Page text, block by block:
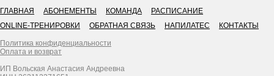
ГЛАВНАЯ АБОНЕМЕНТЫ КОМАНДА
РАСПИСАНИЕ
ONLINE-ТРЕНИРОВКИ
ОБРАТНАЯ СВЯЗЬ НАПИЛАТЕС КОНТАКТЫ
Политика конфиденциальности
Оплата и возврат
ИП Вольская Анастасия Андреевна